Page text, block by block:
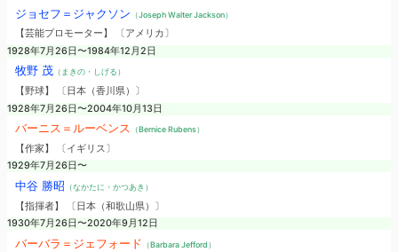
ジョセフ＝ジャクソン （Joseph Walter Jackson）
【芸能プロモーター】 〔アメリカ〕
1928年7月26日〜1984年12月2日
牧野 茂（まきの・しげる）
【野球】 〔日本（香川県）〕
1928年7月26日〜2004年10月13日
バーニス＝ルーベンス （Bernice Rubens）
【作家】 〔イギリス〕
1929年7月26日〜
中谷 勝昭 （なかたに・かつあき）
【指揮者】 〔日本（和歌山県）〕
1930年7月26日〜2020年9月12日
バーバラ＝ジェフォード （Barbara Jefford）